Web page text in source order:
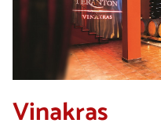
Vinakras